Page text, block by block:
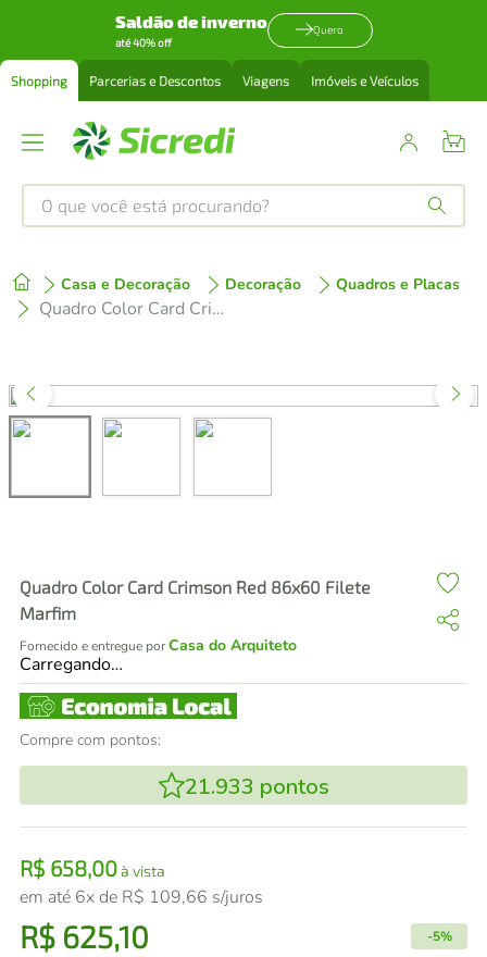
Saldão de inverno
até 40% off
Quero
Shopping Parcerias e Descontos Viagens Imóveis e Veículos
O que você está procurando?
Casa e Decoração Decoração Quadros e Placas
Quadro Color Card Crimson Red 86x60 Filete Marfim
Quadro Color Card Crimson Red 86x60 Filete
Marfim
Fornecido e entregue porCasa do Arquiteto
Carregando…
Compre com pontos:
21.933 pontos
R$ 658,00à vista
em até 6x de R$ 109,66 s/juros
R$ 625,10 -5%
1º tenis
perfume